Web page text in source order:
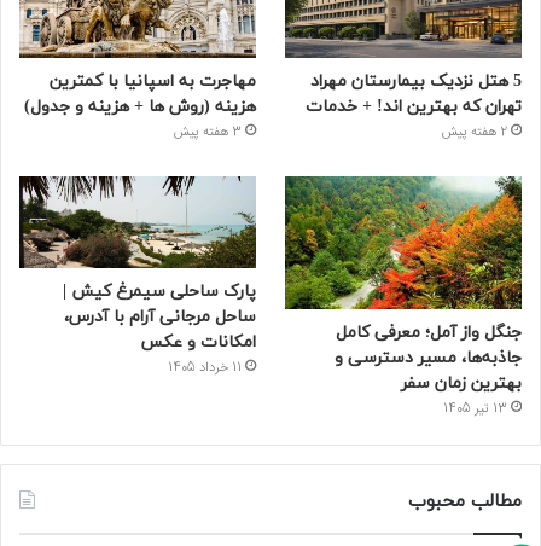
5 هتل نزدیک بیمارستان مهراد
تهران که بهترین‌ اند! + خدمات
2 هفته پیش
مهاجرت به اسپانیا با کمترین
هزینه (روش ها + هزینه و جدول)
3 هفته پیش
جنگل واز آمل؛ معرفی کامل
جاذبه‌ها، مسیر دسترسی و
بهترین زمان سفر
13 تیر 1405
پارک ساحلی سیمرغ کیش |
ساحل مرجانی آرام با آدرس،
امکانات و عکس
11 خرداد 1405
مطالب محبوب